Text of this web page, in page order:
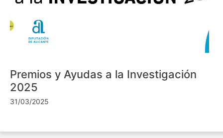
Premios y Ayudas a la Investigación
2025
31/03/2025